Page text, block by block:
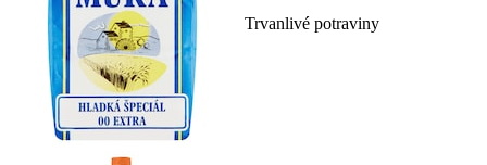
Trvanlivé potraviny